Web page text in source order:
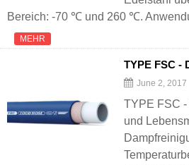
Bereich: -70 ℃ und 260 ℃.
MEHR
June 2, 2017
TYPE FSC
und